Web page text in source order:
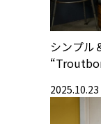
シンプル
2025.10.23